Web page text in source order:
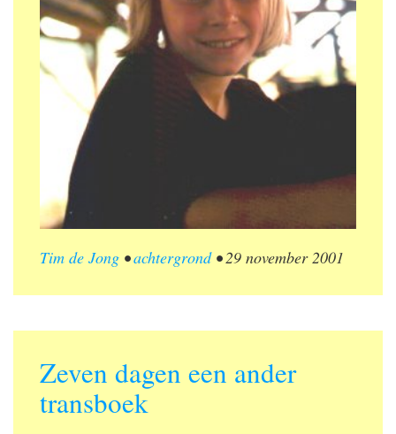
Tim de Jong •achtergrond•29 november 2001
Zeven dagen een ander
transboek